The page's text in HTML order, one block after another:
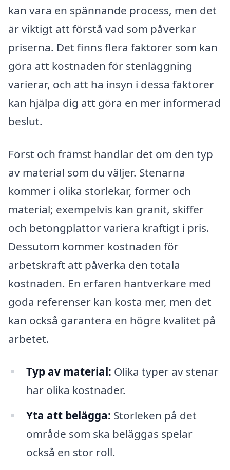
kan vara en spännande process, men det
är viktigt att förstå vad som påverkar
priserna. Det finns flera faktorer som kan
göra att kostnaden för stenläggning
varierar, och att ha insyn i dessa faktorer
kan hjälpa dig att göra en mer informerad
beslut.
Först och främst handlar det om den typ
av material som du väljer. Stenarna
kommer i olika storlekar, former och
material; exempelvis kan granit, skiffer
och betongplattor variera kraftigt i pris.
Dessutom kommer kostnaden för
arbetskraft att påverka den totala
kostnaden. En erfaren hantverkare med
goda referenser kan kosta mer, men det
kan också garantera en högre kvalitet på
arbetet.
Typ av material: Olika typer av stenar
har olika kostnader.
Yta att belägga: Storleken på det
område som ska beläggas spelar
också en stor roll.